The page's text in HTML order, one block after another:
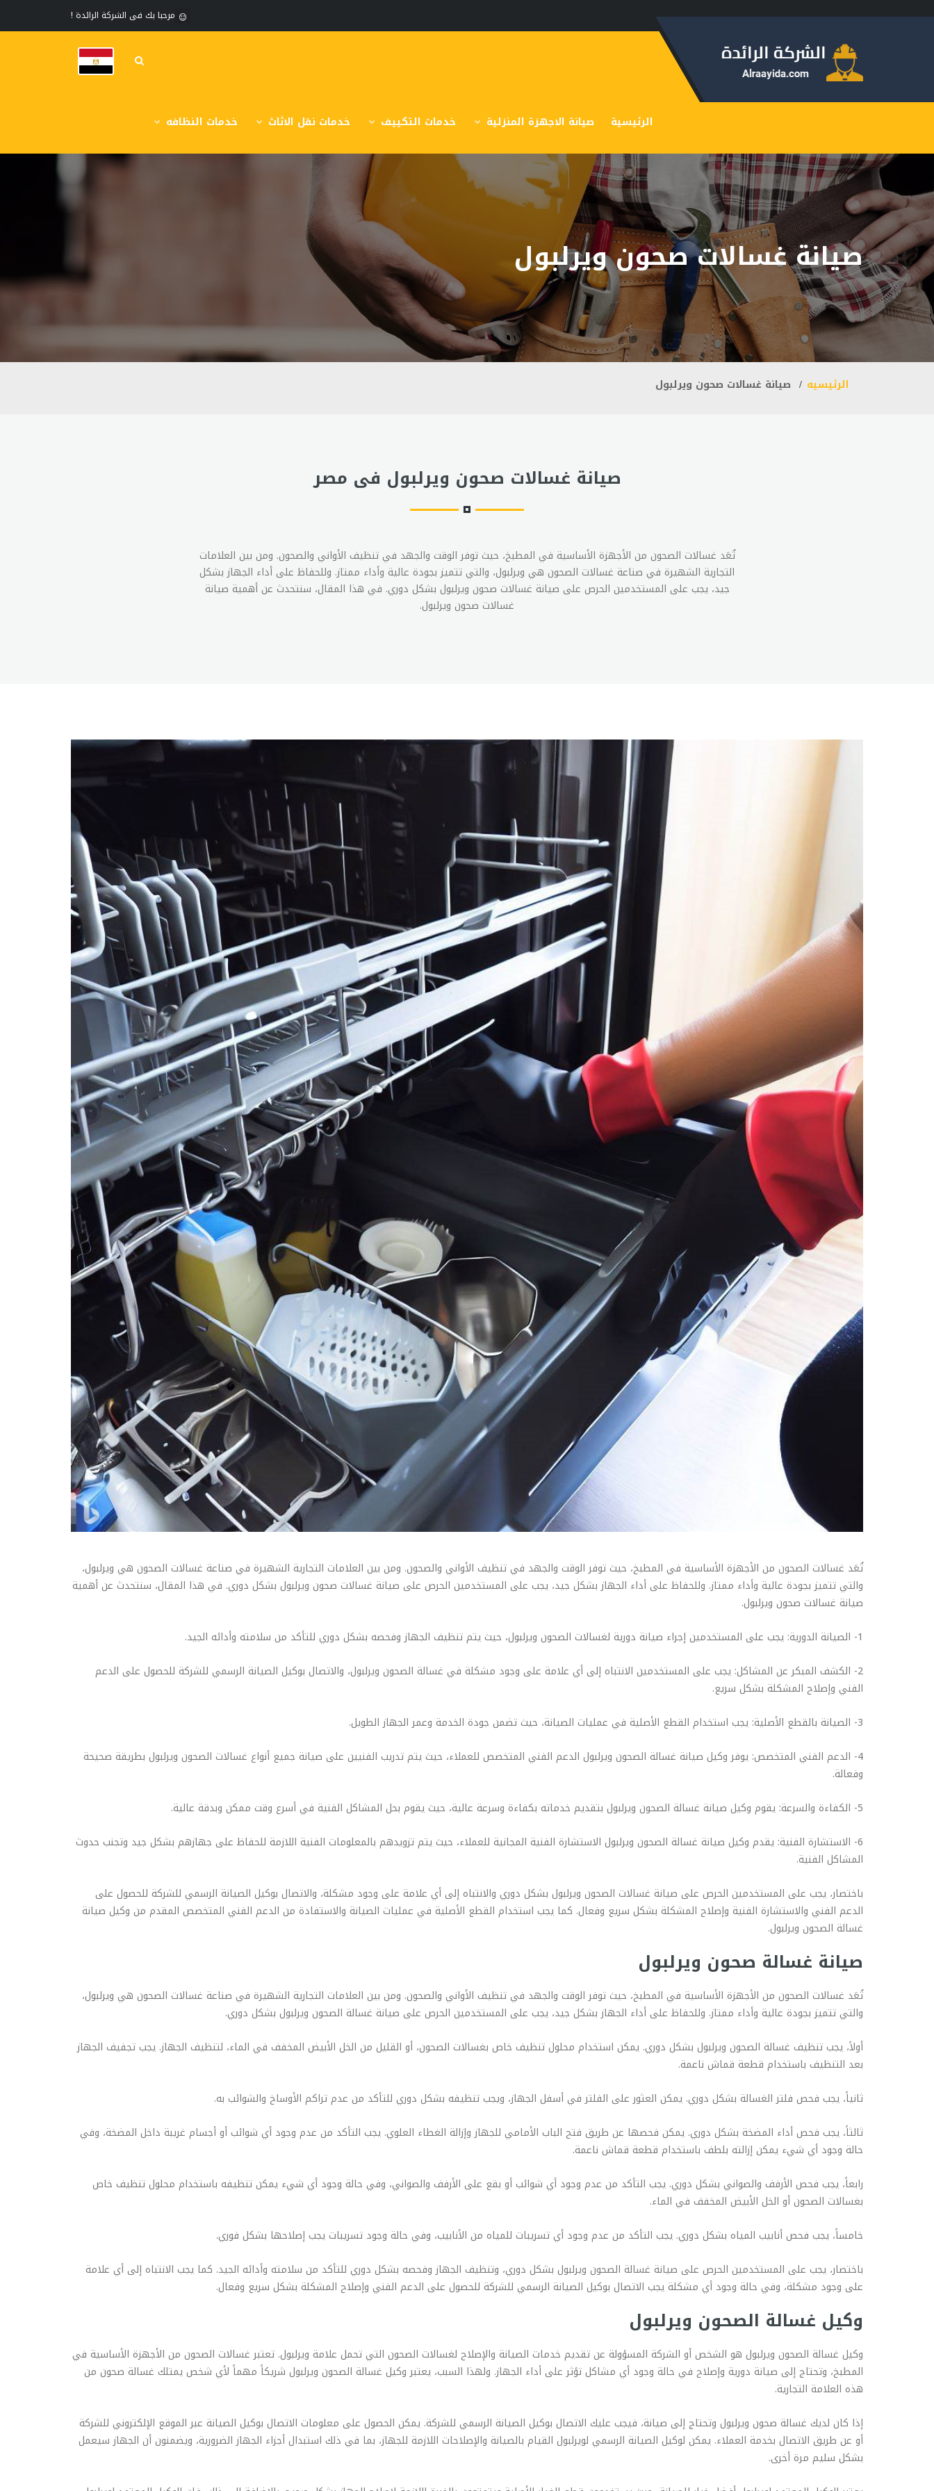
مرحبا بك فى الشركة الرائدة !
الرئيسية صيانة الاجهزة المنزلية خدمات التكييف خدمات نقل الاثاث خدمات النظافه
صيانة غسالات صحون ويرلبول
الرئيسيه صيانة غسالات صحون ويرلبول
صيانة غسالات صحون ويرلبول فى مصر
تُعَد غسالات الصحون من الأجهزة الأساسية في المطبخ، حيث توفر الوقت والجهد في تنظيف الأواني والصحون. ومن بين العلامات
التجارية الشهيرة في صناعة غسالات الصحون هي ويرلبول، والتي تتميز بجودة عالية وأداء ممتاز. وللحفاظ على أداء الجهاز بشكل
جيد، يجب على المستخدمين الحرص على صيانة غسالات صحون ويرلبول بشكل دوري. في هذا المقال، سنتحدث عن أهمية صيانة
غسالات صحون ويرلبول.
تُعَد غسالات الصحون من الأجهزة الأساسية في المطبخ، حيث توفر الوقت والجهد في تنظيف الأواني والصحون. ومن بين العلامات التجارية الشهيرة في صناعة غسالات الصحون هي ويرلبول،
والتي تتميز بجودة عالية وأداء ممتاز. وللحفاظ على أداء الجهاز بشكل جيد، يجب على المستخدمين الحرص على صيانة غسالات صحون ويرلبول بشكل دوري. في هذا المقال، سنتحدث عن أهمية
صيانة غسالات صحون ويرلبول.
1- الصيانة الدورية: يجب على المستخدمين إجراء صيانة دورية لغسالات الصحون ويرلبول، حيث يتم تنظيف الجهاز وفحصه بشكل دوري للتأكد من سلامته وأدائه الجيد.
2- الكشف المبكر عن المشاكل: يجب على المستخدمين الانتباه إلى أي علامة على وجود مشكلة في غسالة الصحون ويرلبول، والاتصال بوكيل الصيانة الرسمي للشركة للحصول على الدعم
الفني وإصلاح المشكلة بشكل سريع.
3- الصيانة بالقطع الأصلية: يجب استخدام القطع الأصلية في عمليات الصيانة، حيث تضمن جودة الخدمة وعمر الجهاز الطويل.
4- الدعم الفني المتخصص: يوفر وكيل صيانة غسالة الصحون ويرلبول الدعم الفني المتخصص للعملاء، حيث يتم تدريب الفنيين على صيانة جميع أنواع غسالات الصحون ويرلبول بطريقة صحيحة
وفعالة.
5- الكفاءة والسرعة: يقوم وكيل صيانة غسالة الصحون ويرلبول بتقديم خدماته بكفاءة وسرعة عالية، حيث يقوم بحل المشاكل الفنية في أسرع وقت ممكن وبدقة عالية.
6- الاستشارة الفنية: يقدم وكيل صيانة غسالة الصحون ويرلبول الاستشارة الفنية المجانية للعملاء، حيث يتم تزويدهم بالمعلومات الفنية اللازمة للحفاظ على جهازهم بشكل جيد وتجنب حدوث
المشاكل الفنية.
باختصار، يجب على المستخدمين الحرص على صيانة غسالات الصحون ويرلبول بشكل دوري والانتباه إلى أي علامة على وجود مشكلة، والاتصال بوكيل الصيانة الرسمي للشركة للحصول على
الدعم الفني والاستشارة الفنية وإصلاح المشكلة بشكل سريع وفعال. كما يجب استخدام القطع الأصلية في عمليات الصيانة والاستفادة من الدعم الفني المتخصص المقدم من وكيل صيانة
غسالة الصحون ويرلبول.
صيانة غسالة صحون ويرلبول
تُعَد غسالات الصحون من الأجهزة الأساسية في المطبخ، حيث توفر الوقت والجهد في تنظيف الأواني والصحون. ومن بين العلامات التجارية الشهيرة في صناعة غسالات الصحون هي ويرلبول،
والتي تتميز بجودة عالية وأداء ممتاز. وللحفاظ على أداء الجهاز بشكل جيد، يجب على المستخدمين الحرص على صيانة غسالة الصحون ويرلبول بشكل دوري.
أولاً، يجب تنظيف غسالة الصحون ويرلبول بشكل دوري. يمكن استخدام محلول تنظيف خاص بغسالات الصحون، أو القليل من الخل الأبيض المخفف في الماء، لتنظيف الجهاز. يجب تجفيف الجهاز
بعد التنظيف باستخدام قطعة قماش ناعمة.
ثانياً، يجب فحص فلتر الغسالة بشكل دوري. يمكن العثور على الفلتر في أسفل الجهاز، ويجب تنظيفه بشكل دوري للتأكد من عدم تراكم الأوساخ والشوائب به.
ثالثاً، يجب فحص أداء المضخة بشكل دوري. يمكن فحصها عن طريق فتح الباب الأمامي للجهاز وإزالة الغطاء العلوي. يجب التأكد من عدم وجود أي شوائب أو أجسام غريبة داخل المضخة، وفي
حالة وجود أي شيء يمكن إزالته بلطف باستخدام قطعة قماش ناعمة.
رابعاً، يجب فحص الأرفف والصواني بشكل دوري. يجب التأكد من عدم وجود أي شوائب أو بقع على الأرفف والصواني، وفي حالة وجود أي شيء يمكن تنظيفه باستخدام محلول تنظيف خاص
بغسالات الصحون أو الخل الأبيض المخفف في الماء.
خامساً، يجب فحص أنابيب المياه بشكل دوري. يجب التأكد من عدم وجود أي تسريبات للمياه من الأنابيب، وفي حالة وجود تسريبات يجب إصلاحها بشكل فوري.
باختصار، يجب على المستخدمين الحرص على صيانة غسالة الصحون ويرلبول بشكل دوري، وتنظيف الجهاز وفحصه بشكل دوري للتأكد من سلامته وأدائه الجيد. كما يجب الانتباه إلى أي علامة
على وجود مشكلة، وفي حالة وجود أي مشكلة يجب الاتصال بوكيل الصيانة الرسمي للشركة للحصول على الدعم الفني وإصلاح المشكلة بشكل سريع وفعال.
وكيل غسالة الصحون ويرلبول
وكيل غسالة الصحون ويرلبول هو الشخص أو الشركة المسؤولة عن تقديم خدمات الصيانة والإصلاح لغسالات الصحون التي تحمل علامة ويرلبول. تعتبر غسالات الصحون من الأجهزة الأساسية في
المطبخ، وتحتاج إلى صيانة دورية وإصلاح في حالة وجود أي مشاكل تؤثر على أداء الجهاز. ولهذا السبب، يعتبر وكيل غسالة الصحون ويرلبول شريكاً مهماً لأي شخص يمتلك غسالة صحون من
هذه العلامة التجارية.
إذا كان لديك غسالة صحون ويرلبول وتحتاج إلى صيانة، فيجب عليك الاتصال بوكيل الصيانة الرسمي للشركة. يمكن الحصول على معلومات الاتصال بوكيل الصيانة عبر الموقع الإلكتروني للشركة
أو عن طريق الاتصال بخدمة العملاء. يمكن لوكيل الصيانة الرسمي لويرلبول القيام بالصيانة والإصلاحات اللازمة للجهاز، بما في ذلك استبدال أجزاء الجهاز الضرورية، ويضمنون أن الجهاز سيعمل
بشكل سليم مرة أخرى.